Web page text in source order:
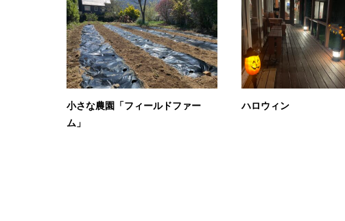
小さな農園「フィールドファー
ム」
ハロウィン